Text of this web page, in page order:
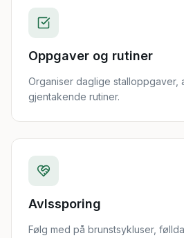
Oppgaver og rutiner
Organiser daglige stalloppgaver,
gjentakende rutiner.
Avlssporing
Følg med på brunstsykluser,